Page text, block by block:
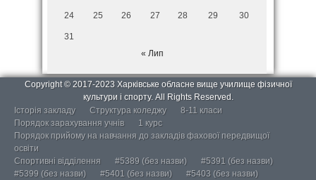
24 25 26 27 28 29 30
31
« Лип
Copyright © 2017-2023 Харківське обласне вище училище фізичної
культури і спорту. All Rights Reserved.
Історія закладу
Структура коледжу
8-11 класи
Порядок зарахування учнів
1 курс
Порядок прийому на навчання до закладів фахової передвищої
освіти
Спортивні відділення
#5389 (без назви)
#5391 (без назви)
#5399 (без назви)
#5401 (без назви)
#5403 (без назви)